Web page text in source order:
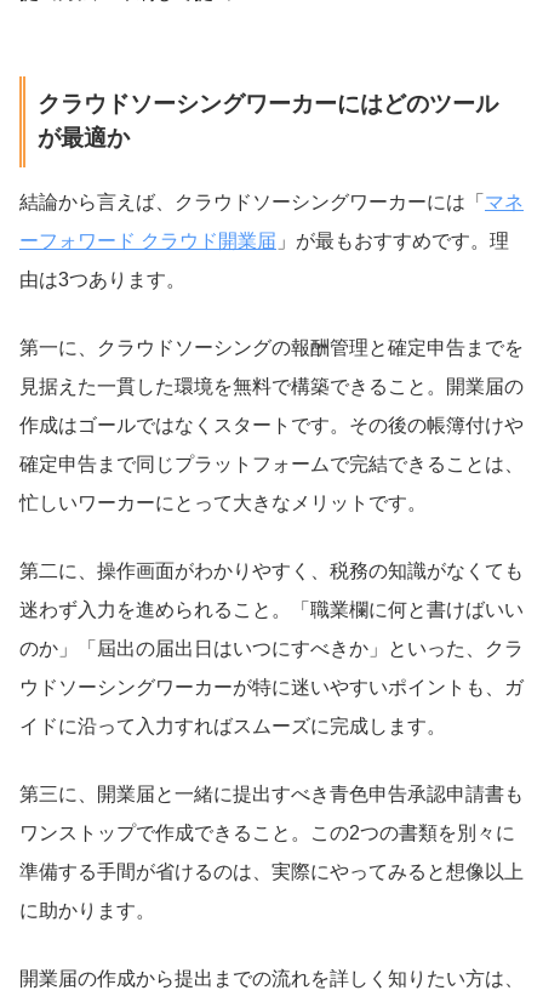
クラウドソーシングワーカーにはどのツール
が最適か
結論から言えば、クラウドソーシングワーカーには「 マネ
ーフォワード クラウド開業届 」が最もおすすめです。理
由は3つあります。
第一に、クラウドソーシングの報酬管理と確定申告までを
見据えた一貫した環境を無料で構築できること。開業届の
作成はゴールではなくスタートです。その後の帳簿付けや
確定申告まで同じプラットフォームで完結できることは、
忙しいワーカーにとって大きなメリットです。
第二に、操作画面がわかりやすく、税務の知識がなくても
迷わず入力を進められること。「職業欄に何と書けばいい
のか」「屆出の届出日はいつにすべきか」といった、クラ
ウドソーシングワーカーが特に迷いやすいポイントも、ガ
イドに沿って入力すればスムーズに完成します。
第三に、開業届と一緒に提出すべき青色申告承認申請書も
ワンストップで作成できること。この2つの書類を別々に
準備する手間が省けるのは、実際にやってみると想像以上
に助かります。
開業届の作成から提出までの流れを詳しく知りたい方は、